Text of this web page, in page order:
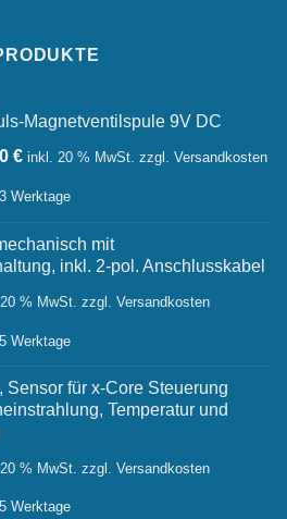
Magnetventilspule 9V DC
€Aktueller
ist:
inkl. 20 % MwSt. zzgl. Versandkosten
Werktage
mit
inkl. 2-pol. Anschlusskabel
% MwSt. zzgl. Versandkosten
Werktage
Sensor für x-Core Steuerung
Temperatur und
% MwSt. zzgl. Versandkosten
Werktage